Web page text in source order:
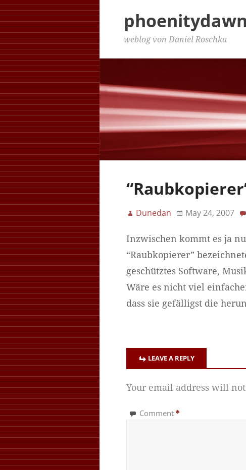
phoenitydawn
weblog von Daniel Roschka
Dunedan May 24, 2007
Inzwischen kommt es ja
“Raubkopierer”
geschütztes Software,
Wäre es nicht viel
dass sie gefälligst die
LEAVE A REPLY
Your email address will
Comment *